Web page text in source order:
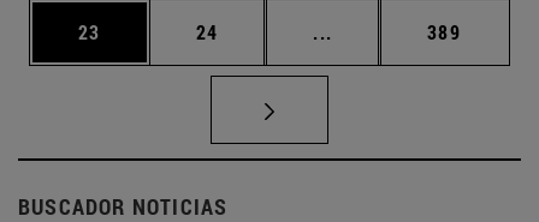
Página
23 Página
24 ... Páginas intermedias
Página
389
BUSCADOR NOTICIAS